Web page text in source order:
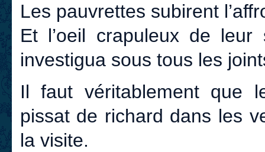
Les pauvrettes subirent
Et l’oeil crapuleux de
investigua sous tous les
Il faut véritablement que
pissat de richard dans les
la visite.